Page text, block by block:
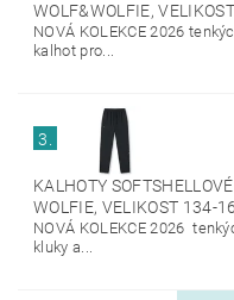
WOLF&WOLFIE,
NOVÁ KOLEKCE 2026
kalhot pro...
3.
KALHOTY
WOLFIE, VELIKOST 134-
NOVÁ KOLEKCE 2026
kluky a...